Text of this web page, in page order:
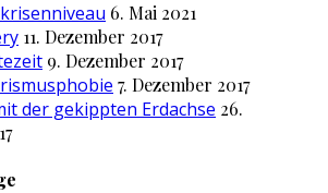
6. Mai 2021
11. Dezember 2017
9. Dezember 2017
7. Dezember 2017
der gekippten Erdachse 26.